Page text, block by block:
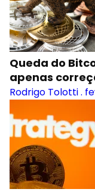
Queda do
apenas
Rodrigo Tolotti.